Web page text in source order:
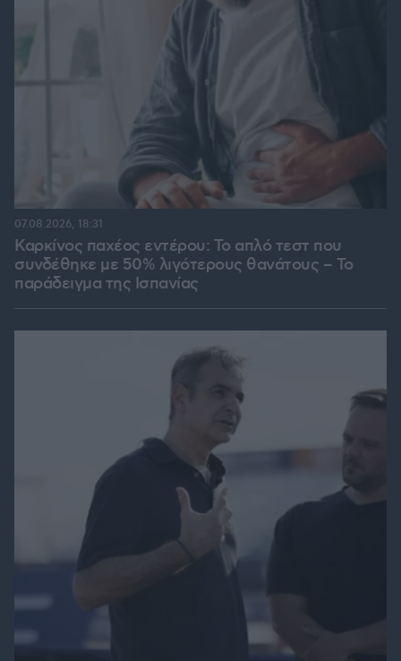
Καρκίνος παχέος εντέρου: Το απλό τεστ που
συνδέθηκε με 50% λιγότερους θανάτους – Το
παράδειγμα της Ισπανίας
07.08.2026, 18:31